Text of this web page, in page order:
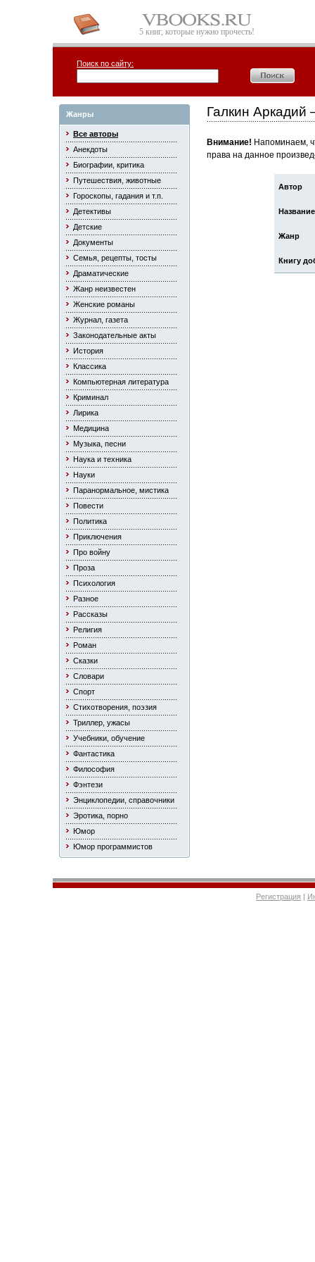
5 книг, которые нужно прочесть!
Поиск по сайту:
Жанры
Все авторы
Анекдоты
Биографии, критика
Путешествия, животные
Гороскопы, гадания и т.п.
Детективы
Детские
Документы
Семья, рецепты, тосты
Драматические
Жанр неизвестен
Женские романы
Журнал, газета
Законодательные акты
История
Классика
Компьютерная литература
Криминал
Лирика
Медицина
Музыка, песни
Наука и техника
Науки
Паранормальное, мистика
Повести
Политика
Приключения
Про войну
Проза
Психология
Разное
Рассказы
Религия
Роман
Сказки
Словари
Спорт
Стихотворения, поэзия
Триллер, ужасы
Учебники, обучение
Фантастика
Философия
Фэнтези
Энциклопедии, справочники
Эротика, порно
Юмор
Юмор программистов
Галкин
Внимание! Напоминаем,
права на данное
Автор
Название
Жанр
Книгу
Регистрация |